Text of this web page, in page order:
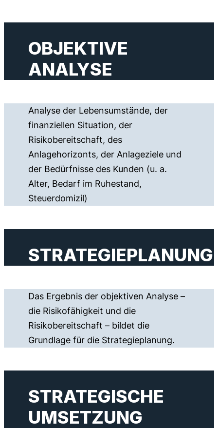
OBJEKTIVE
ANALYSE
Analyse der Lebensumstände, der
finanziellen Situation, der
Risikobereitschaft, des
Anlagehorizonts, der Anlageziele und
der Bedürfnisse des Kunden (u. a.
Alter, Bedarf im Ruhestand,
Steuerdomizil)
STRATEGIEPLANUNG
Das Ergebnis der objektiven Analyse –
die Risikofähigkeit und die
Risikobereitschaft – bildet die
Grundlage für die Strategieplanung.
STRATEGISCHE
UMSETZUNG